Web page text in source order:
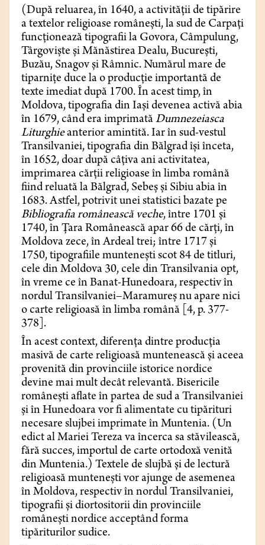
(După reluarea, în 1640, a activității de tipărire
a textelor religioase românești, la sud de Carpați
funcționează tipografii la Govora, Câmpulung,
Târgoviște și Mănăstirea Dealu, București,
Buzău, Snagov și Râmnic. Numărul mare de
tiparnițe duce la o producție importantă de
texte imediat după 1700. În acest timp, în
Moldova, tipografia din Iași devenea activă abia
în 1679, când era imprimată Dumnezeiasca
Liturghieanterior amintită. Iar în sud-vestul
Transilvaniei, tipografia din Bălgrad își înceta,
în 1652, doar după câțiva ani activitatea,
imprimarea cărții religioase în limba română
fiind reluată la Bălgrad, Sebeș și Sibiu abia în
1683. Astfel, potrivit unei statistici bazate pe
Bibliografia românească veche, între 1701 și
1740, în Țara Românească apar 66 de cărți, în
Moldova zece, în Ardeal trei; între 1717 și
1750, tipografiile muntenești scot 84 de titluri,
cele din Moldova 30, cele din Transilvania opt,
în vreme ce în Banat-Hunedoara, respectiv în
nordul Transilvaniei–Maramureș nu apare nici
o carte religioasă în limba română [4, p. 377-
378].
În acest context, diferența dintre producția
masivă de carte religioasă muntenească și aceea
provenită din provinciile istorice nordice
devine mai mult decât relevantă. Bisericile
românești aflate în partea de sud a Transilvaniei
și în Hunedoara vor fi alimentate cu tipărituri
necesare slujbei imprimate în Muntenia. (Un
edict al Mariei Tereza va încerca sa stăvilească,
fără succes, importul de carte ortodoxă venită
din Muntenia.) Textele de slujbă și de lectură
religioasă muntenești vor ajunge de asemenea
în Moldova, respectiv în nordul Transilvaniei,
tipografii și diortositorii din provinciile
românești nordice acceptând forma
tipăriturilor sudice.